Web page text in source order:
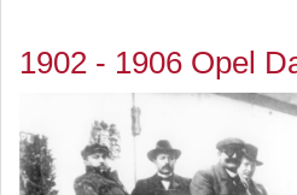
1902 - 1906 Opel